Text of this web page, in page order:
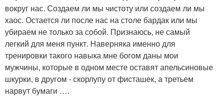
вокруг нас. Создаем ли мы чистоту или создаем ли мы
хаос. Остается ли после нас на столе бардак или мы
убираем не только за собой. Признаюсь, не самый
легкий для меня пункт. Наверняка именно для
тренировки такого навыка мне богом даны мои
мужчины, которые в одном месте оставят апельсиновые
шкурки, в другом - скорлупу от фисташек, а третьем
нарвут бумаги ….